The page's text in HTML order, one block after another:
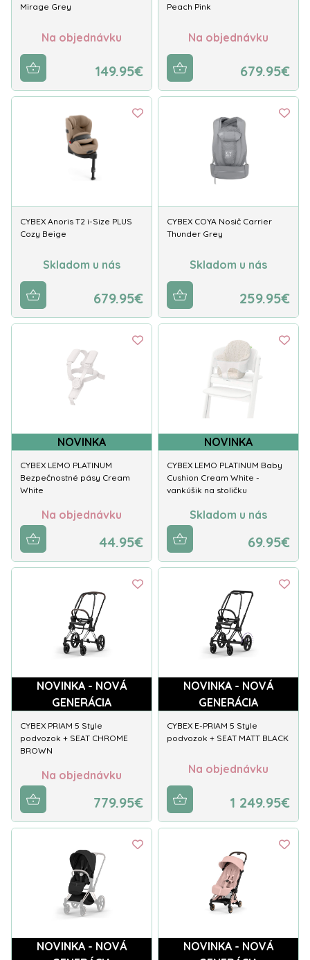
Mirage Grey
Na objednávku
149.95€
Peach Pink
Na objednávku
679.95€
CYBEX Anoris T2 i-Size PLUS
Cozy Beige
Skladom u nás
679.95€
CYBEX COYA Nosič Carrier
Thunder Grey
Skladom u nás
259.95€
NOVINKA
CYBEX LEMO PLATINUM
Bezpečnostné pásy Cream
White
Na objednávku
44.95€
NOVINKA
CYBEX LEMO PLATINUM Baby
Cushion Cream White -
vankúšik na stoličku
Skladom u nás
69.95€
NOVINKA - NOVÁ
GENERÁCIA
CYBEX PRIAM 5 Style
podvozok + SEAT CHROME
BROWN
Na objednávku
779.95€
NOVINKA - NOVÁ
GENERÁCIA
CYBEX E-PRIAM 5 Style
podvozok + SEAT MATT BLACK
Na objednávku
1 249.95€
NOVINKA - NOVÁ
NOVINKA - NOVÁ